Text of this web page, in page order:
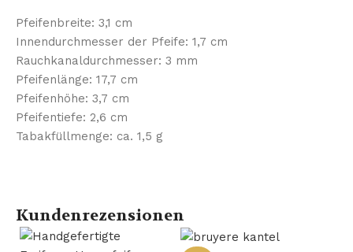
Pfeifenbreite: 3,1 cm
Innendurchmesser der Pfeife: 1,7 cm
Rauchkanaldurchmesser: 3 mm
Pfeifenlänge: 17,7 cm
Pfeifenhöhe: 3,7 cm
Pfeifentiefe: 2,6 cm
Tabakfüllmenge: ca. 1,5 g
Kundenrezensionen